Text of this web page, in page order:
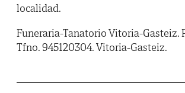
localidad.
Funeraria-Tanatorio Vitoria-Gasteiz.
Tfno. 945120304. Vitoria-Gasteiz.